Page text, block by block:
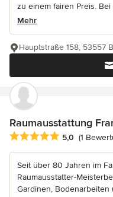
zu einem fairen Preis. Bei
Mehr
Hauptstraße 158, 53557
Raumausstattung
Durchschnittliche
5,0 (1
Seit über 80 Jahren im
Raumausstatter-
Gardinen, Bodenarbeiten